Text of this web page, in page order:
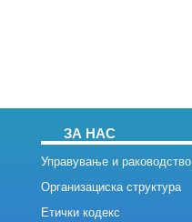
ЗА НАС
Управување и раководство
Организациска структура
Етички кодекс